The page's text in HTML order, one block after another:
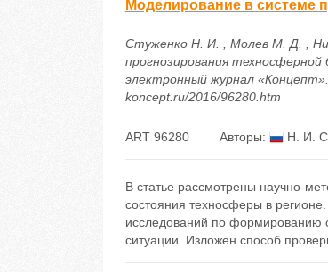
Моделирование в системе
Стуженко Н. И. , Молев М. Д. ,
прогнозирования
электронный журнал
koncept.ru/2016/96280.htm
ART 96280 Авторы: Н. И.
В статье рассмотрены научно-
состояния техносферы в
исследований по формированию
ситуации. Изложен способ